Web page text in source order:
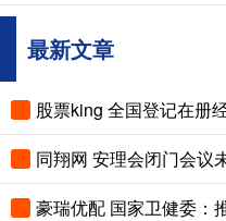
最新文章
股票king 全国登记在册